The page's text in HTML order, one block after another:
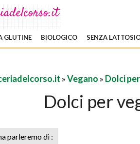
GLUTINE BIOLOGICO SENZA
»Vegano » Dolci
Dolci per
parleremo di :